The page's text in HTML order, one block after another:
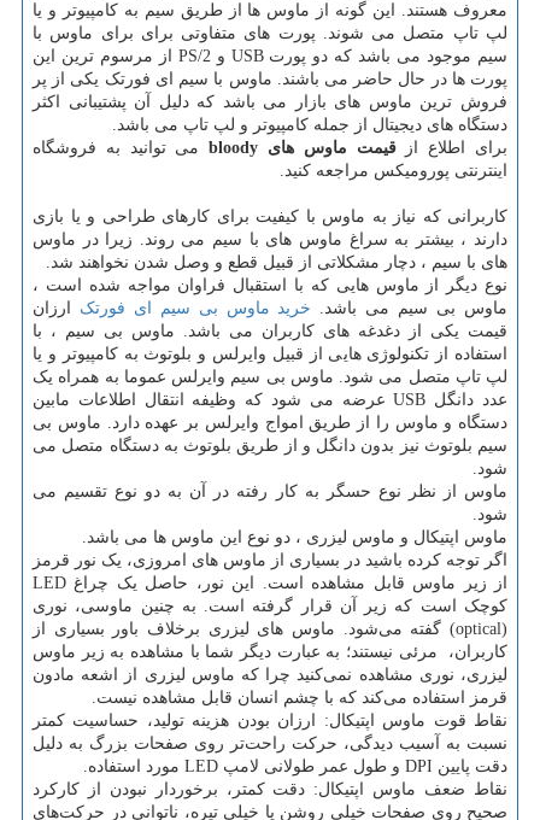
معروف هستند. این گونه از ماوس ها از طریق سیم به کامپیوتر و یا
لپ تاپ متصل می شوند. پورت های متفاوتی برای برای ماوس با
سیم موجود می باشد که دو پورتUSB وPS/2 از مرسوم ترین این
پورت ها در حال حاضر می باشند. ماوس با سیم ای فورتک یکی از پر
فروش ترین ماوس های بازار می باشد که دلیل آن پشتیبانی اکثر
دستگاه های دیجیتال از جمله کامپیوتر و لپ تاپ می باشد.
برای اطلاع ازقیمت ماوس های bloody
می توانید به فروشگاه
اینترنتی پورومیکس مراجعه کنید.
کاربرانی که نیاز به ماوس با کیفیت برای کارهای طراحی و یا بازی
دارند ، بیشتر به سراغ ماوس های با سیم می روند. زیرا در ماوس
های با سیم ، دچار مشکلاتی از قبیل قطع و وصل شدن نخواهند شد.
نوع دیگر از ماوس هایی که با استقبال فراوان مواجه شده است ،
ماوس بی سیم می باشد. خرید ماوس بی سیم ای فورتک ارزان
قیمت یکی از دغدغه های کاربران می باشد. ماوس بی سیم ، با
استفاده از تکنولوژی هایی از قبیل وایرلس و بلوتوث به کامپیوتر و یا
لپ تاپ متصل می شود. ماوس بی سیم وایرلس عموما به همراه یک
عدد دانگل USBعرضه می شود که وظیفه انتقال اطلاعات مابین
دستگاه و ماوس را از طریق امواج وایرلس بر عهده دارد. ماوس بی
سیم بلوتوث نیز بدون دانگل و از طریق بلوتوث به دستگاه متصل می
شود.
ماوس از نظر نوع حسگر به کار رفته در آن به دو نوع تقسیم می
شود.
ماوس اپتیکال و ماوس لیزری ، دو نوع این ماوس ها می باشد.
اگر توجه کرده باشید در بسیاری از ماوس های امروزی، یک نور قرمز
از زیر ماوس قابل مشاهده است. این نور، حاصل یک چراغ LED
کوچک است که زیر آن قرار گرفته است. به چنین ماوسی، نوری
(
optical) گفته می‌شود. ماوس های لیزری برخلاف باور بسیاری از
کاربران، مرئی نیستند؛ به عبارت دیگر شما با مشاهده به زیر ماوس
لیزری، نوری مشاهده نمی‌کنید چرا که ماوس لیزری از اشعه مادون
قرمز استفاده می‌کند که با چشم انسان قابل مشاهده نیست.
نقاط قوت ماوس اپتیکال: ارزان بودن هزینه تولید، حساسیت کمتر
نسبت به آسیب دیدگی، حرکت راحت‌تر روی صفحات بزرگ به دلیل
دقت پایین DPI و طول عمر طولانی لامپ LED مورد استفاده.
نقاط ضعف ماوس اپتیکال: دقت کمتر، برخوردار نبودن از کارکرد
صحیح روی صفحات خیلی روشن یا خیلی تیره، ناتوانی در حرکت‌های